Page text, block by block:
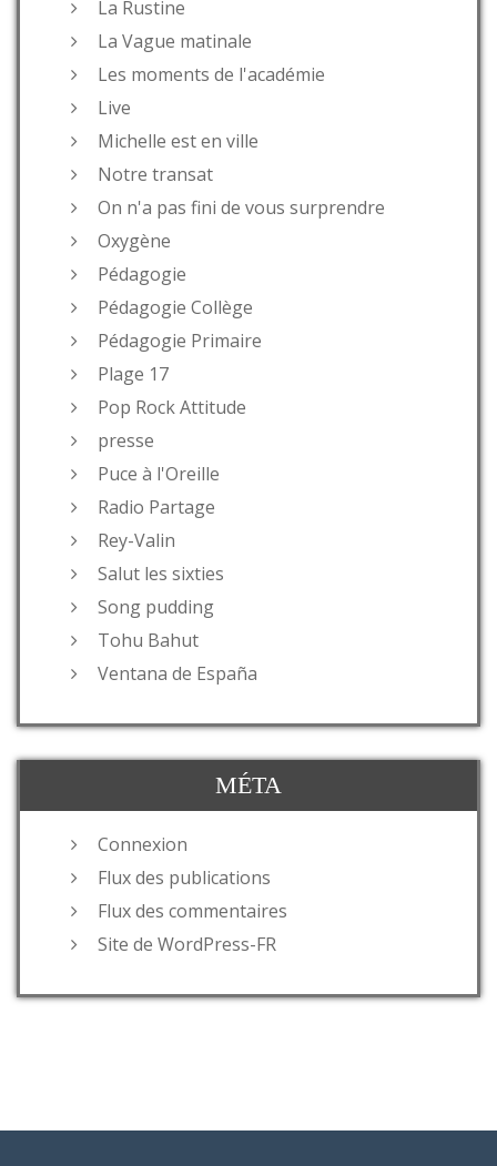
La Rustine
La Vague matinale
Les moments de l'académie
Live
Michelle est en ville
Notre transat
On n'a pas fini de vous surprendre
Oxygène
Pédagogie
Pédagogie Collège
Pédagogie Primaire
Plage 17
Pop Rock Attitude
presse
Puce à l'Oreille
Radio Partage
Rey-Valin
Salut les sixties
Song pudding
Tohu Bahut
Ventana de España
MÉTA
Connexion
Flux des publications
Flux des commentaires
Site de WordPress-FR